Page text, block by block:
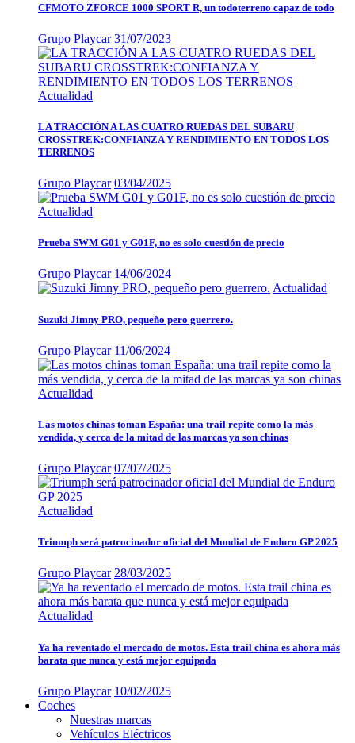
CFMOTO ZFORCE 1000 SPORT R, un todoterreno capaz de todo
Grupo Playcar 31/07/2023
Actualidad
LA TRACCIÓN A LAS CUATRO RUEDAS DEL SUBARU
CROSSTREK:CONFIANZA Y RENDIMIENTO EN TODOS LOS
TERRENOS
Grupo Playcar 03/04/2025
Actualidad
Prueba SWM G01 y G01F, no es solo cuestión de precio
Grupo Playcar 14/06/2024
Actualidad
Suzuki Jimny PRO, pequeño pero guerrero.
Grupo Playcar 11/06/2024
Actualidad
Las motos chinas toman España: una trail repite como la más
vendida, y cerca de la mitad de las marcas ya son chinas
Grupo Playcar 07/07/2025
Actualidad
Triumph será patrocinador oficial del Mundial de Enduro GP 2025
Grupo Playcar 28/03/2025
Actualidad
Ya ha reventado el mercado de motos. Esta trail china es ahora más
barata que nunca y está mejor equipada
Grupo Playcar 10/02/2025
Coches
Nuestras marcas
Vehículos Eléctricos